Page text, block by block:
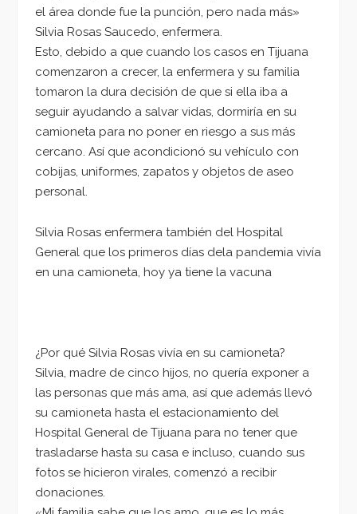
el área donde fue la punción, pero nada más»
Silvia Rosas Saucedo, enfermera.
Esto, debido a que cuando los casos en Tijuana
comenzaron a crecer, la enfermera y su familia
tomaron la dura decisión de que si ella iba a
seguir ayudando a salvar vidas, dormiría en su
camioneta para no poner en riesgo a sus más
cercano. Así que acondicionó su vehículo con
cobijas, uniformes, zapatos y objetos de aseo
personal.
Silvia Rosas enfermera también del Hospital
General que los primeros días dela pandemia vivía
en una camioneta, hoy ya tiene la vacuna
¿Por qué Silvia Rosas vivía en su camioneta?
Silvia, madre de cinco hijos, no quería exponer a
las personas que más ama, así que además llevó
su camioneta hasta el estacionamiento del
Hospital General de Tijuana para no tener que
trasladarse hasta su casa e incluso, cuando sus
fotos se hicieron virales, comenzó a recibir
donaciones.